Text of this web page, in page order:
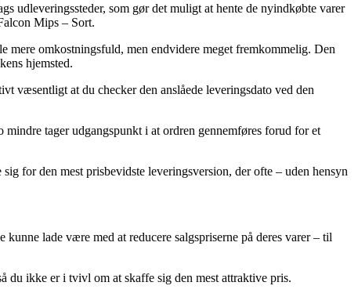
udleveringssteder, som gør det muligt at hente de nyindkøbte varer
Mips – Sort.
omkostningsfuld, men endvidere meget fremkommelig. Den
hjemsted.
væsentligt at du checker den anslåede leveringsdato ved den
tager udgangspunkt i at ordren gennemføres forud for et
for den mest prisbevidste leveringsversion, der ofte – uden hensyn
lade være med at reducere salgspriserne på deres varer – til
du ikke er i tvivl om at skaffe sig den mest attraktive pris.